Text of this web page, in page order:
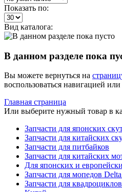
Показать по:
Вид каталога:
В данном разделе пока
Вы можете вернуться на
воспользоваться навигацией
Главная страница
Или выберите нужный товар в
Запчасти для японских
Запчасти для китайских
Запчасти для питбайков
Запчасти для китайских
Для японских и
Запчасти для мопедов
Запчасти для